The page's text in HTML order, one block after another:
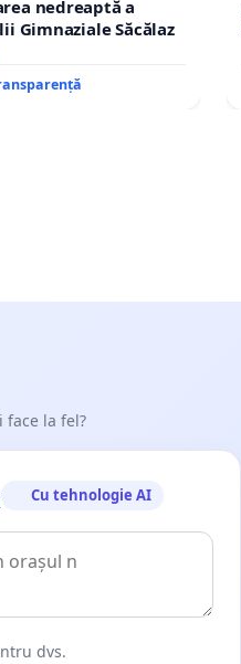
nedreaptă a
Gimnaziale Săcălaz
la fel?
Cu tehnologie AI
dvs.